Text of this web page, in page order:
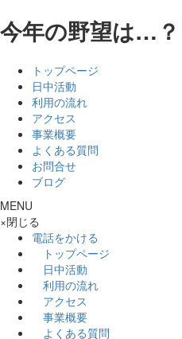
今年の野望は…
トップページ
日中活動
利用の流れ
アクセス
事業概要
よくある質問
お問合せ
ブログ
MENU
×閉じる
電話をかける
トップページ
日中活動
利用の流れ
アクセス
事業概要
よくある質問